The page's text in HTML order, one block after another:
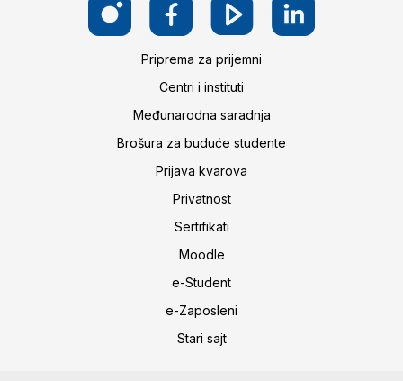
Priprema za prijemni
Centri i instituti
Međunarodna saradnja
Brošura za buduće studente
Prijava kvarova
Privatnost
Sertifikati
Moodle
e-Student
e-Zaposleni
Stari sajt